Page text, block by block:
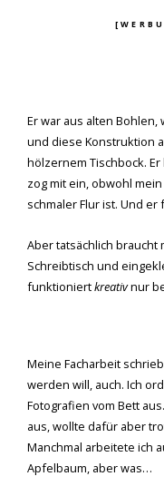
Er war aus alten
und diese Konstruktion
hölzernem Tischbock.
zog mit ein, obwohl
schmaler Flur ist. Und
Aber tatsächlich braucht
Schreibtisch und
funktioniertkreativnur
Meine Facharbeit
werden will, auch. Ich
Fotografien vom Bett
aus, wollte dafür aber
Manchmal arbeitete ich
Apfelbaum, aber was…